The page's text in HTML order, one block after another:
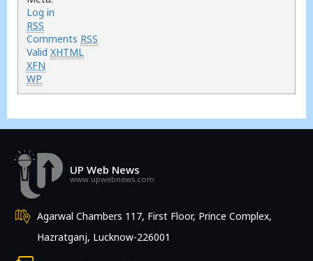
Log in
RSS
Comments RSS
Valid XHTML
XFN
WP
UP Web News
www.upwebnews.com
Agarwal Chambers 117, First Floor, Prince Complex,
Hazratganj, Lucknow-226001